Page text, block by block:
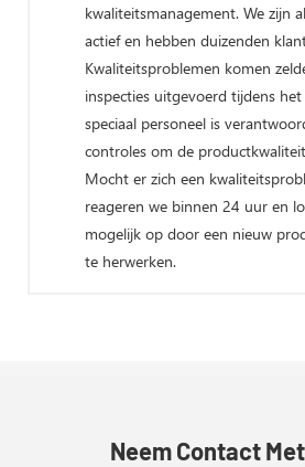
kwaliteitsmanagement. We zijn
actief en hebben duizenden
Kwaliteitsproblemen komen
inspecties uitgevoerd tijdens
speciaal personeel is
controles om de
Mocht er zich een
reageren we binnen 24 uur en
mogelijk op door een nieuw
te herwerken.
Neem Contact